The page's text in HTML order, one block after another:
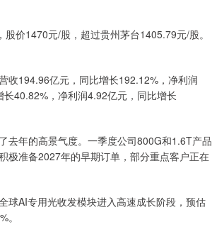
价1470元/股，超过贵州茅台1405.79元/股。
194.96亿元，同比增长192.12%，净利润
40.82%，净利润4.92亿元，同比增长
年的高景气度。一季度公司800G和1.6T产品
极准备2027年的早期订单，部分重点客户正在
AI专用光收发模块进入高速成长阶段，预估